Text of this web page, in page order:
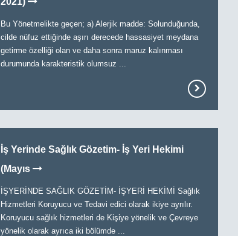
Bu Yönetmelikte geçen; a) Alerjik madde: Solunduğunda,
cilde nüfuz ettiğinde aşırı derecede hassasiyet meydana
getirme özelliği olan ve daha sonra maruz kalınması
durumunda karakteristik olumsuz ...
İş Yerinde Sağlık Gözetim- İş Yeri Hekimi
(Mayıs
İŞYERİNDE SAĞLIK GÖZETİM- İŞYERİ HEKİMİ Sağlık
Hizmetleri Koruyucu ve Tedavi edici olarak ikiye ayrılır.
Koruyucu sağlık hizmetleri de Kişiye yönelik ve Çevreye
yönelik olarak ayrıca iki bölümde ...